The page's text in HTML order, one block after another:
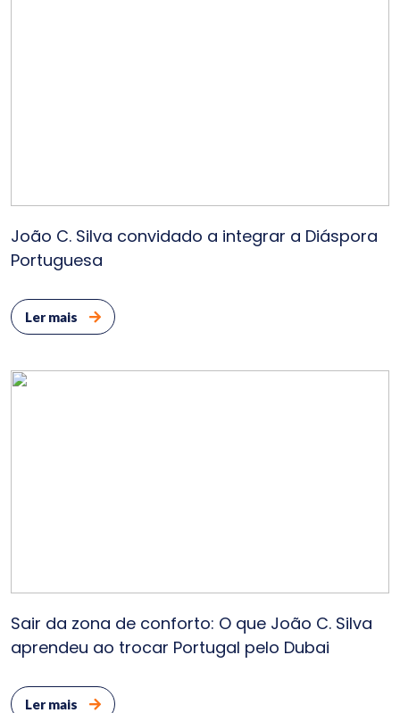
João C. Silva convidado a integrar a Diáspora
Portuguesa
Ler mais
Sair da zona de conforto: O que João C. Silva
aprendeu ao trocar Portugal pelo Dubai
Ler mais